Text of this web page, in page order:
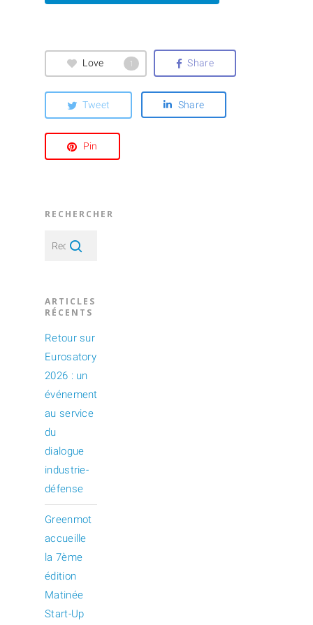
Love 1 Share
Tweet Share
Pin
RECHERCHER
ARTICLES
RÉCENTS
Retour sur
Eurosatory
2026 : un
événement
au service
du
dialogue
industrie-
défense
Greenmot
accueille
la 7ème
édition
Matinée
Start-Up